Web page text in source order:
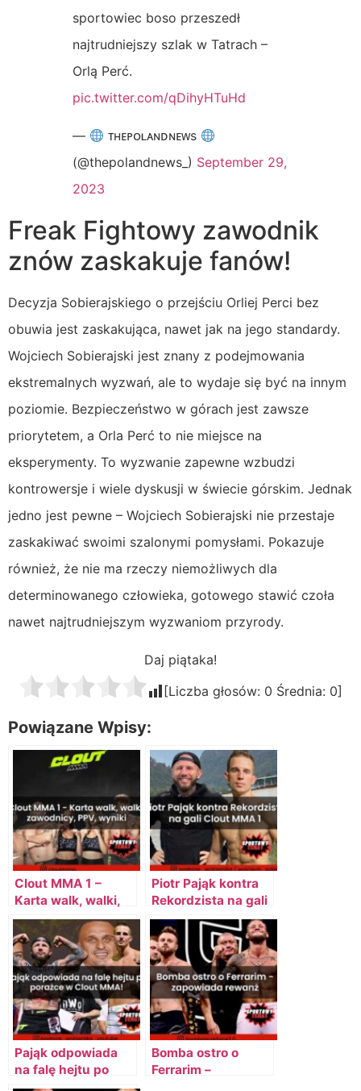
sportowiec boso przeszedł
najtrudniejszy szlak w Tatrach –
Orlą Perć.
pic.twitter.com/qDihyHTuHd
—
ᴛʜᴇᴘᴏʟᴀɴᴅɴᴇᴡs
(@thepolandnews_) September 29,
2023
Freak Fightowy zawodnik
znów zaskakuje fanów!
Decyzja Sobierajskiego o przejściu Orliej Perci bez
obuwia jest zaskakująca, nawet jak na jego standardy.
Wojciech Sobierajski jest znany z podejmowania
ekstremalnych wyzwań, ale to wydaje się być na innym
poziomie. Bezpieczeństwo w górach jest zawsze
priorytetem, a Orla Perć to nie miejsce na
eksperymenty. To wyzwanie zapewne wzbudzi
kontrowersje i wiele dyskusji w świecie górskim. Jednak
jedno jest pewne – Wojciech Sobierajski nie przestaje
zaskakiwać swoimi szalonymi pomysłami. Pokazuje
również, że nie ma rzeczy niemożliwych dla
determinowanego człowieka, gotowego stawić czoła
nawet najtrudniejszym wyzwaniom przyrody.
Daj piątaka!
[Liczba głosów: 0 Średnia: 0]
Powiązane Wpisy:
Clout MMA 1 –
Karta walk, walki,
zawodnicy, PPV,
wyniki
Piotr Pająk kontra
Rekordzista na gali
Clout MMA 1
Pająk odpowiada
na falę hejtu po
porażce w Clout
Bomba ostro o
Ferrarim –